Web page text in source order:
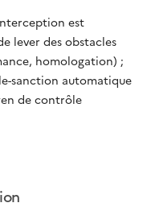
est
lever des obstacles
homologation) ;
sanction automatique
de contrôle